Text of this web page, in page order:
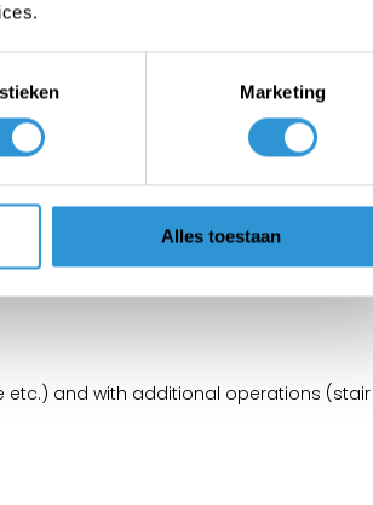
Marketing
Alles toestaan
as much as 98%.
water. This Solar effect depends on
be about 2-3°C warmer than a pool
25% longer than with the traditional
and with additional operations